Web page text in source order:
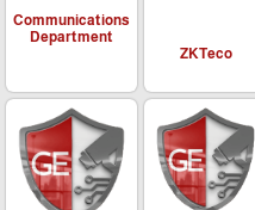
ZKTeco
Communications
Department